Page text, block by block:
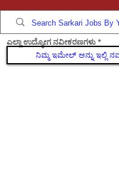
ಎಲ್ಲಾ ಉದ್ಯೋಗ ನವೀಕರಣಗಳು